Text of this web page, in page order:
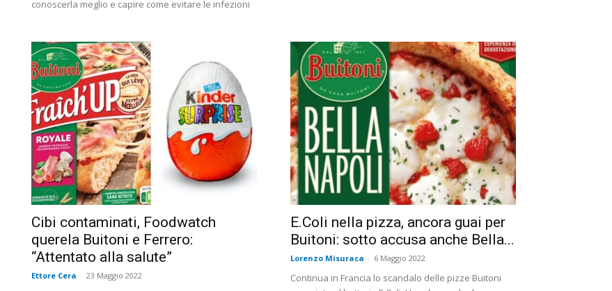
conoscerla meglio e capire come evitare le infezioni
Cibi contaminati, Foodwatch
querela Buitoni e Ferrero:
“Attentato alla salute”
Ettore Cera - 23 Maggio 2022
E.Coli nella pizza, ancora guai per
Buitoni: sotto accusa anche Bella...
Lorenzo Misuraca - 6 Maggio 2022
Continua in Francia lo scandalo delle pizze Buitoni